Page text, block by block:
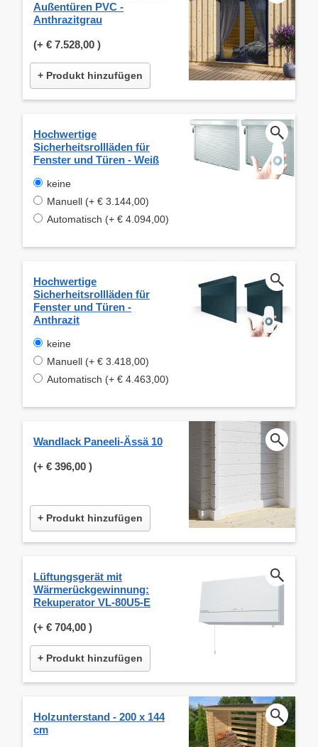
Außentüren PVC -
Anthrazitgrau
(+ € 7.528,00 )
+ Produkt hinzufügen
Hochwertige
Sicherheitsrollläden für
Fenster und Türen - Weiß
keine
Manuell (+ € 3.144,00)
Automatisch (+ € 4.094,00)
Hochwertige
Sicherheitsrollläden für
Fenster und Türen -
Anthrazit
keine
Manuell (+ € 3.418,00)
Automatisch (+ € 4.463,00)
Wandlack Paneeli-Ässä 10
(+ € 396,00 )
+ Produkt hinzufügen
Lüftungsgerät mit
Wärmerückgewinnung:
Rekuperator VL-80U5-E
(+ € 704,00 )
+ Produkt hinzufügen
Holzunterstand - 200 x 144
cm